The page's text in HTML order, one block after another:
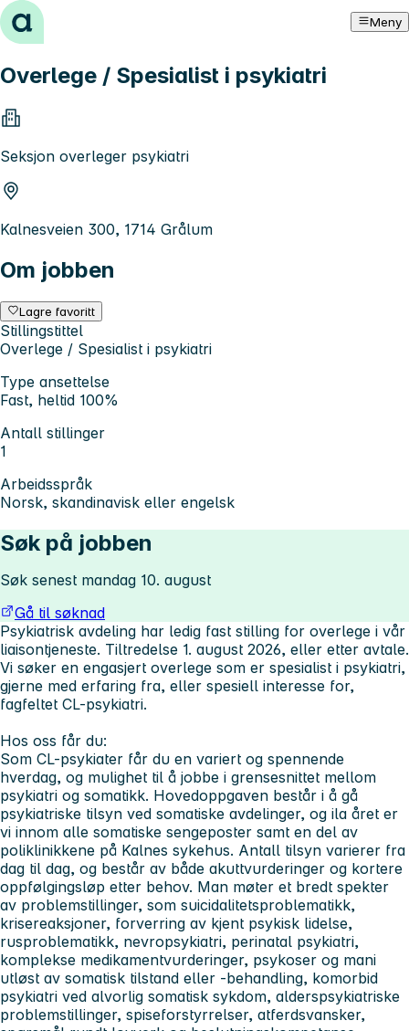
Hopp til innhold Meny
Overlege / Spesialist i psykiatri
Seksjon overleger psykiatri
Kalnesveien 300, 1714 Grålum
Om jobben
Lagre favoritt
Stillingstittel
Overlege / Spesialist i psykiatri
Type ansettelse
Fast, heltid 100%
Antall stillinger
1
Arbeidsspråk
Norsk, skandinavisk eller engelsk
Søk på jobben
Søk senest mandag 10. august
Gå til søknad
Psykiatrisk avdeling har ledig fast stilling for overlege i vår
liaisontjeneste. Tiltredelse 1. august 2026, eller etter avtale.
Vi søker en engasjert overlege som er spesialist i psykiatri,
gjerne med erfaring fra, eller spesiell interesse for,
fagfeltet CL-psykiatri.
Hos oss får du:
Som CL-psykiater får du en variert og spennende
hverdag, og mulighet til å jobbe i grensesnittet mellom
psykiatri og somatikk. Hovedoppgaven består i å gå
psykiatriske tilsyn ved somatiske avdelinger, og ila året er
vi innom alle somatiske sengeposter samt en del av
poliklinikkene på Kalnes sykehus. Antall tilsyn varierer fra
dag til dag, og består av både akuttvurderinger og kortere
oppfølgingsløp etter behov. Man møter et bredt spekter
av problemstillinger, som suicidalitetsproblematikk,
krisereaksjoner, forverring av kjent psykisk lidelse,
rusproblematikk, nevropsykiatri, perinatal psykiatri,
komplekse medikamentvurderinger, psykoser og mani
utløst av somatisk tilstand eller -behandling, komorbid
psykiatri ved alvorlig somatisk sykdom, alderspsykiatriske
problemstillinger, spiseforstyrrelser, atferdsvansker,